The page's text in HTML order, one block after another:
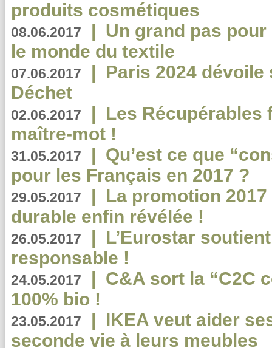
produits cosmétiques
08.06.2017 | Un grand pas
le monde du textile
07.06.2017 | Paris 2024
Déchet
02.06.2017 | Les Récupérables
maître-mot !
31.05.2017 | Qu’est ce que
pour les Français en 2017 ?
29.05.2017 | La promotion
durable enfin révélée !
26.05.2017 | L’Eurostar
responsable !
24.05.2017 | C&A sort la “C2C
100% bio !
23.05.2017 | IKEA veut aider
seconde vie à leurs meubles